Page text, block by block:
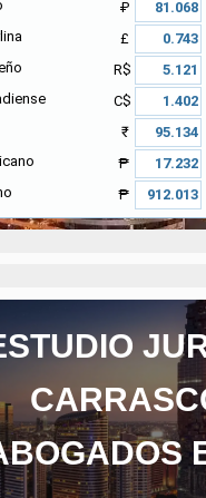
₽
£
R$
C$
₹
₱
₱